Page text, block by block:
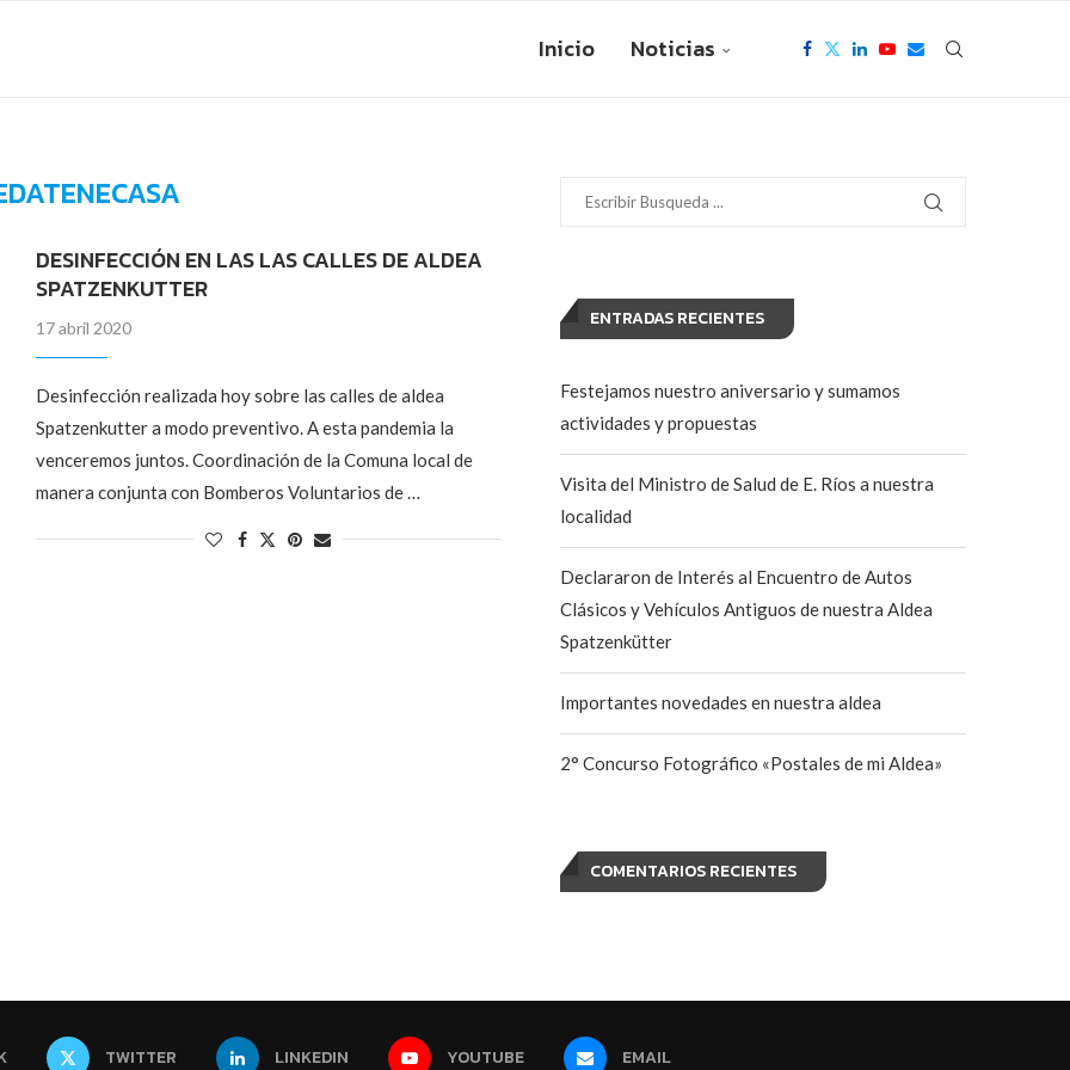
Inicio Noticias
DESINFECCIÓN EN LAS LAS CALLES DE ALDEA
SPATZENKUTTER
17 abril 2020
Desinfección realizada hoy sobre las calles de aldea
Spatzenkutter a modo preventivo. A esta pandemia la
venceremos juntos. Coordinación de la Comuna local de
manera conjunta con Bomberos Voluntarios de …
ENTRADAS RECIENTES
Festejamos nuestro aniversario y sumamos
actividades y propuestas
Visita del Ministro de Salud de E. Ríos a nuestra
localidad
Declararon de Interés al Encuentro de Autos
Clásicos y Vehículos Antiguos de nuestra Aldea
Spatzenkütter
Importantes novedades en nuestra aldea
2° Concurso Fotográfico «Postales de mi Aldea»
COMENTARIOS RECIENTES
TWITTER LINKEDIN YOUTUBE EMAIL